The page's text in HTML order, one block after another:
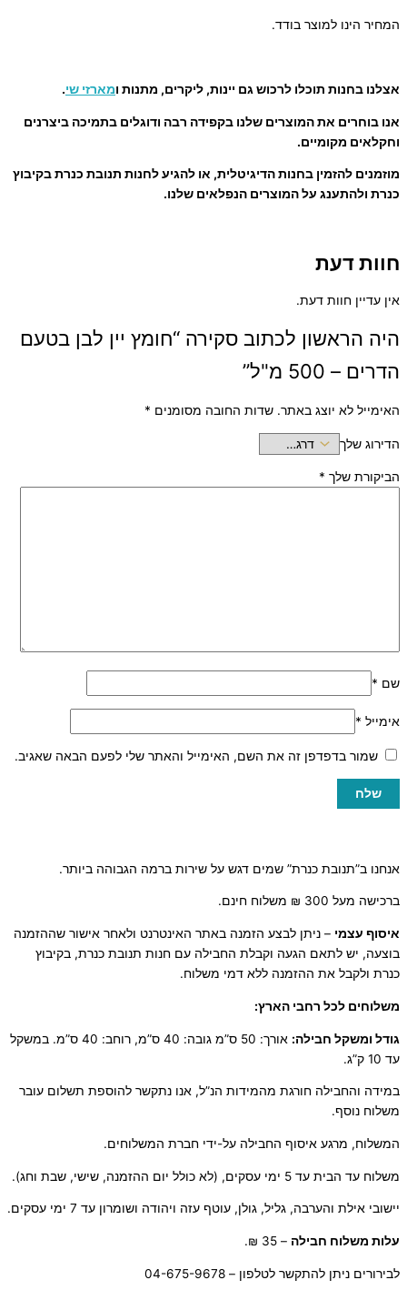
המחיר הינו למוצר בודד.
אצלנו בחנות תוכלו לרכוש גם יינות, ליקרים, מתנות ומארזי שי.
אנו בוחרים את המוצרים שלנו בקפידה רבה ודוגלים בתמיכה ביצרנים
וחקלאים מקומיים.
מוזמנים להזמין בחנות הדיגיטלית, או להגיע לחנות תנובת כנרת בקיבוץ
כנרת ולהתענג על המוצרים הנפלאים שלנו.
חוות דעת
אין עדיין חוות דעת.
היה הראשון לכתוב סקירה “חומץ יין לבן בטעם
הדרים – 500 מ"ל”
האימייל לא יוצג באתר. שדות החובה מסומנים *
הדירוג שלך
הביקורת שלך *
שם *
אימייל *
שמור בדפדפן זה את השם, האימייל והאתר שלי לפעם הבאה שאגיב.
אנחנו ב”תנובת כנרת” שמים דגש על שירות ברמה הגבוהה ביותר.
ברכישה מעל 300 ₪ משלוח חינם.
איסוף עצמי – ניתן לבצע הזמנה באתר האינטרנט ולאחר אישור שההזמנה
בוצעה, יש לתאם הגעה וקבלת החבילה עם חנות תנובת כנרת, בקיבוץ
כנרת ולקבל את ההזמנה ללא דמי משלוח.
משלוחים לכל רחבי הארץ:
גודל ומשקל חבילה:
אורך: 50 ס”מ גובה: 40 ס”מ, רוחב: 40 ס”מ. במשקל
עד 10 ק”ג.
במידה והחבילה חורגת מהמידות הנ”ל, אנו נתקשר להוספת תשלום עובר
משלוח נוסף.
המשלוח, מרגע איסוף החבילה על-ידי חברת המשלוחים.
משלוח עד הבית עד 5 ימי עסקים, (לא כולל יום ההזמנה, שישי, שבת וחג).
יישובי אילת והערבה, גליל, גולן, עוטף עזה ויהודה ושומרון עד 7 ימי עסקים.
עלות משלוח חבילה – 35 ₪.
לבירורים ניתן להתקשר לטלפון – 04-675-9678